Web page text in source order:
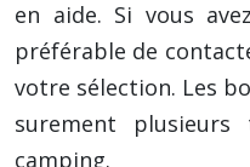
en aide. Si vous
préférable de
votre sélection. Les
surement
camping.